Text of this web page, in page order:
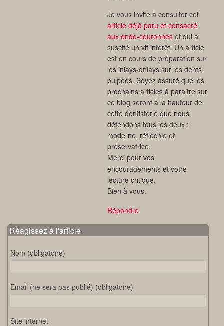
Je vous invite à consulter cet
article déjà paru et consacré
aux endo-couronnes et qui a
suscité un vif intérêt. Un article
est en cours de préparation sur
les inlays-onlays sur les dents
pulpées. Soyez assuré que les
prochains articles à paraitre sur
ce blog seront à la hauteur de
cette dentisterie que nous
défendons tous les deux :
moderne, réfléchie et
préservatrice.
Merci pour vos
encouragements et votre
lecture critique.
Bien à vous.
Répondre
Réagissez à l'article
Nom (obligatoire)
Email (ne sera pas publié) (obligatoire)
Site internet